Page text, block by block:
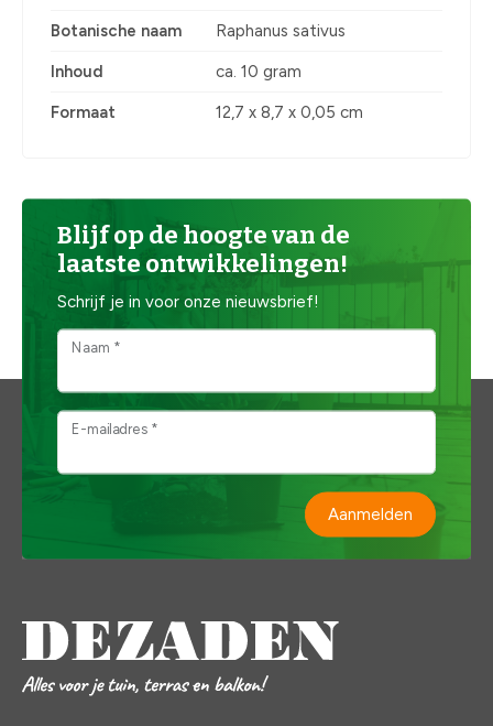
Botanische naam Raphanus sativus
Inhoud ca. 10 gram
Formaat 12,7 x 8,7 x 0,05 cm
Blijf op de hoogte van de
laatste ontwikkelingen!
Schrijf je in voor onze nieuwsbrief!
Naam *
E-mailadres *
Aanmelden